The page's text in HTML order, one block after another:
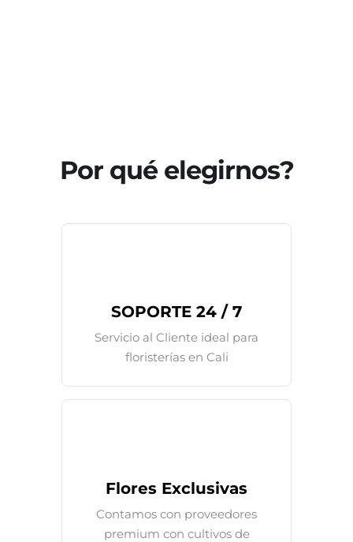
Por qué elegirnos?
SOPORTE 24 / 7
Servicio al Cliente ideal para
floristerías en Cali
Flores Exclusivas
Contamos con proveedores
premium con cultivos de